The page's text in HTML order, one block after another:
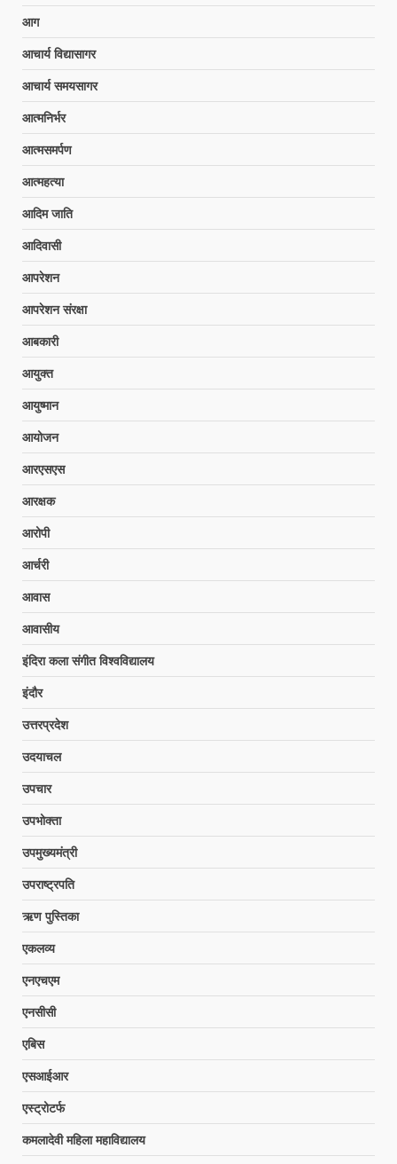
आग
आचार्य विद्यासागर
आचार्य समयसागर
आत्मनिर्भर
आत्मसमर्पण
आत्महत्या
आदिम जाति
आदिवासी
आपरेशन
आपरेशन संरक्षा
आबकारी
आयुक्त
आयुष्मान
आयोजन
आरएसएस
आरक्षक
आरोपी
आर्चरी
आवास
आवासीय
इंदिरा कला संगीत विश्वविद्यालय
इंदौर
उत्तरप्रदेश
उदयाचल
उपचार
उपभोक्ता
उपमुख्यमंत्री
उपराष्ट्रपति
ऋण पुस्तिका
एकलव्य
एनएचएम
एनसीसी
एबिस
एसआईआर
एस्ट्रोटर्फ
कमलादेवी महिला महाविद्यालय